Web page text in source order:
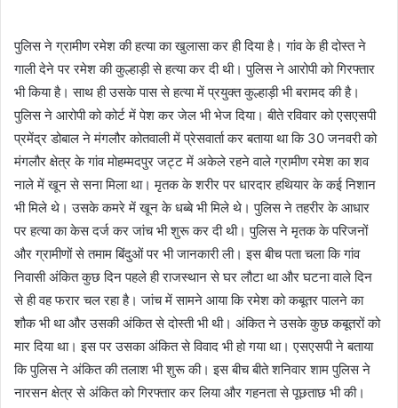
पुलिस ने ग्रामीण रमेश की हत्या का खुलासा कर ही दिया है। गांव के ही दोस्त ने
गाली देने पर रमेश की कुल्हाड़ी से हत्या कर दी थी। पुलिस ने आरोपी को गिरफ्तार
भी किया है। साथ ही उसके पास से हत्या में प्रयुक्त कुल्हाड़ी भी बरामद की है।
पुलिस ने आरोपी को कोर्ट में पेश कर जेल भी भेज दिया। बीते रविवार को एसएसपी
प्रमेंद्र डोबाल ने मंगलौर कोतवाली में प्रेसवार्ता कर बताया था कि 30 जनवरी को
मंगलौर क्षेत्र के गांव मोहम्मदपुर जट्ट में अकेले रहने वाले ग्रामीण रमेश का शव
नाले में खून से सना मिला था। मृतक के शरीर पर धारदार हथियार के कई निशान
भी मिले थे। उसके कमरे में खून के धब्बे भी मिले थे। पुलिस ने तहरीर के आधार
पर हत्या का केस दर्ज कर जांच भी शुरू कर दी थी। पुलिस ने मृतक के परिजनों
और ग्रामीणों से तमाम बिंदुओं पर भी जानकारी ली। इस बीच पता चला कि गांव
निवासी अंकित कुछ दिन पहले ही राजस्थान से घर लौटा था और घटना वाले दिन
से ही वह फरार चल रहा है। जांच में सामने आया कि रमेश को कबूतर पालने का
शौक भी था और उसकी अंकित से दोस्ती भी थी। अंकित ने उसके कुछ कबूतरों को
मार दिया था। इस पर उसका अंकित से विवाद भी हो गया था। एसएसपी ने बताया
कि पुलिस ने अंकित की तलाश भी शुरू की। इस बीच बीते शनिवार शाम पुलिस ने
नारसन क्षेत्र से अंकित को गिरफ्तार कर लिया और गहनता से पूछताछ भी की।